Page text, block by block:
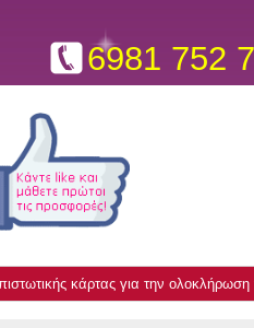
6981 752
κάρτας για την